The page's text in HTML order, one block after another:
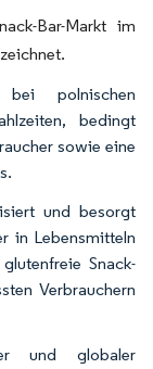
Bar-Markt im
polnischen
bedingt
sowie eine
und besorgt
in Lebensmitteln
Snack-
Verbrauchern
und globaler